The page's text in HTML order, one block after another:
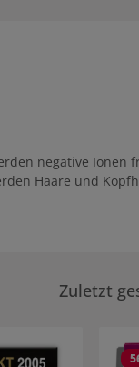
negative Ionen
Haare und
Zuletzt